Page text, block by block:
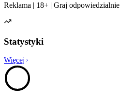
Reklama | 18+ | Graj odpowiedzialnie
Statystyki
Więcej